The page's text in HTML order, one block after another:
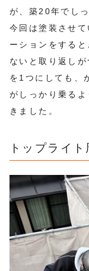
が、築20年でし
今回は塗装させ
ーションをする
ないと取り返し
を1つにしても、
がしっかり乗る
きました。
トップライ